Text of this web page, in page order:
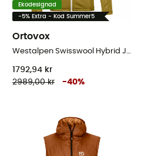
Ekodesignad
-5% Extra - Kod Summer5
Ortovox
1792,94 kr
2989,00 kr
-40%